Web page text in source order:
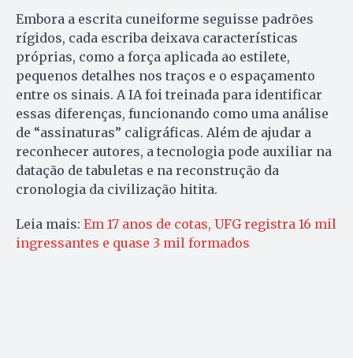
Embora a escrita cuneiforme seguisse padrões
rígidos, cada escriba deixava características
próprias, como a força aplicada ao estilete,
pequenos detalhes nos traços e o espaçamento
entre os sinais. A IA foi treinada para identificar
essas diferenças, funcionando como uma análise
de “assinaturas” caligráficas. Além de ajudar a
reconhecer autores, a tecnologia pode auxiliar na
datação de tabuletas e na reconstrução da
cronologia da civilização hitita.
Leia mais: Em 17 anos de cotas, UFG registra 16 mil
ingressantes e quase 3 mil formados